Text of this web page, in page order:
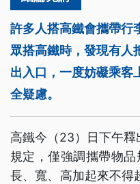
許多人搭高鐵會攜帶行
眾搭高鐵時，發現有人
出入口，一度妨礙乘客
全疑慮。
高鐵今（23）日下午
規定，僅強調攜帶物品
長、寬、高加起來不